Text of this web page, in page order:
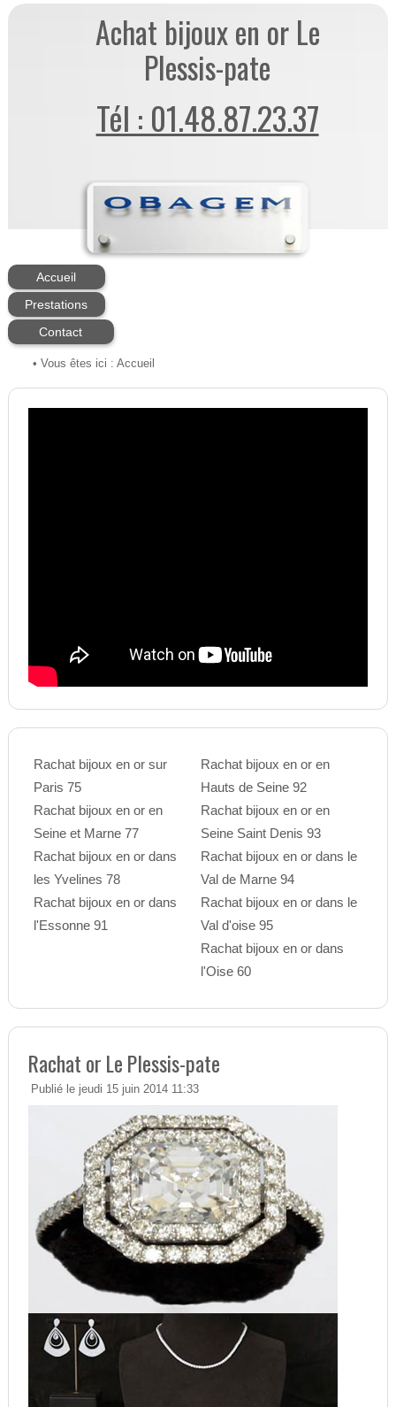
Achat bijoux en or Le
Plessis-pate
Tél : 01.48.87.23.37
Accueil
Prestations
Contact
• Vous êtes ici : Accueil
Rachat bijoux en or sur
Paris 75
Rachat bijoux en or en
Seine et Marne 77
Rachat bijoux en or dans
les Yvelines 78
Rachat bijoux en or dans
l'Essonne 91
Rachat bijoux en or en
Hauts de Seine 92
Rachat bijoux en or en
Seine Saint Denis 93
Rachat bijoux en or dans le
Val de Marne 94
Rachat bijoux en or dans le
Val d'oise 95
Rachat bijoux en or dans
l'Oise 60
Rachat or Le Plessis-pate
Publié le jeudi 15 juin 2014 11:33